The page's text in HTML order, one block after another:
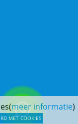
meer informatie)
MET COOKIES